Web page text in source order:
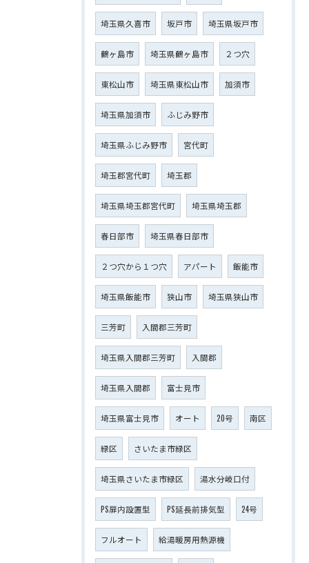
埼玉県久喜市 坂戸市 埼玉県坂戸市
鶴ヶ島市 埼玉県鶴ヶ島市 ２つ穴
東松山市 埼玉県東松山市 加須市
埼玉県加須市 ふじみ野市
埼玉県ふじみ野市 宮代町
埼玉郡宮代町 埼玉郡
埼玉県埼玉郡宮代町 埼玉県埼玉郡
春日部市 埼玉県春日部市
２つ穴から１つ穴 アパート 飯能市
埼玉県飯能市 狭山市 埼玉県狭山市
三芳町 入間郡三芳町
埼玉県入間郡三芳町 入間郡
埼玉県入間郡 富士見市
埼玉県富士見市 オート 20号 南区
緑区 さいたま市緑区
埼玉県さいたま市緑区 湯水分岐口付
PS扉内設置型 PS延長前排気型 24号
フルオート 給湯暖房用熱源機